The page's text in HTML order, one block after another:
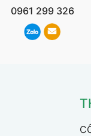
0961 299 326